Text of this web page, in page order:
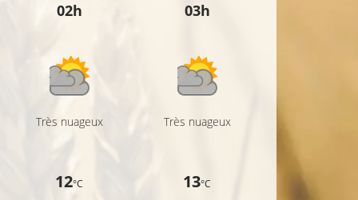
02h
Très nuageux
12°C
03h
Très nuageux
13°C